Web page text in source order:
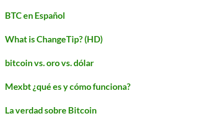
BTC en Español
What is ChangeTip? (HD)
bitcoin vs. oro vs. dólar
Mexbt ¿qué es y cómo funciona?
La verdad sobre Bitcoin